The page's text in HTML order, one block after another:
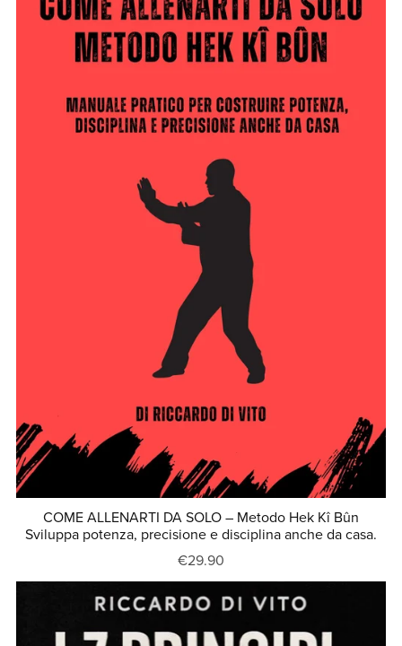
COME ALLENARTI DA SOLO – Metodo Hek Kî Bûn
Sviluppa potenza, precisione e disciplina anche da casa.
€29.90